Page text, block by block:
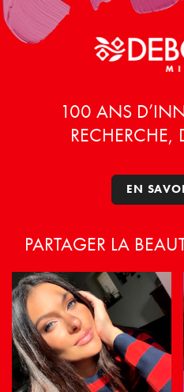
100 ANS
RECHERCHE,
EN
PARTAGER LA